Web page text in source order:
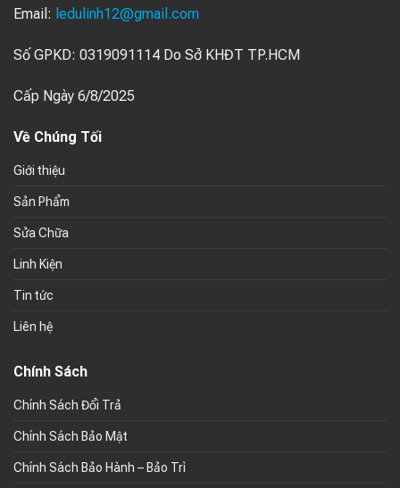
Email: ledulinh12@gmail.com
Số GPKD: 0319091114 Do Sở KHĐT TP.HCM
Cấp Ngày 6/8/2025
Về Chúng Tối
Giới thiệu
Sản Phẩm
Sửa Chữa
Linh Kiện
Tin tức
Liên hệ
Chính Sách
Chính Sách Đổi Trả
Chính Sách Bảo Mật
Chính Sách Bảo Hành – Bảo Trì